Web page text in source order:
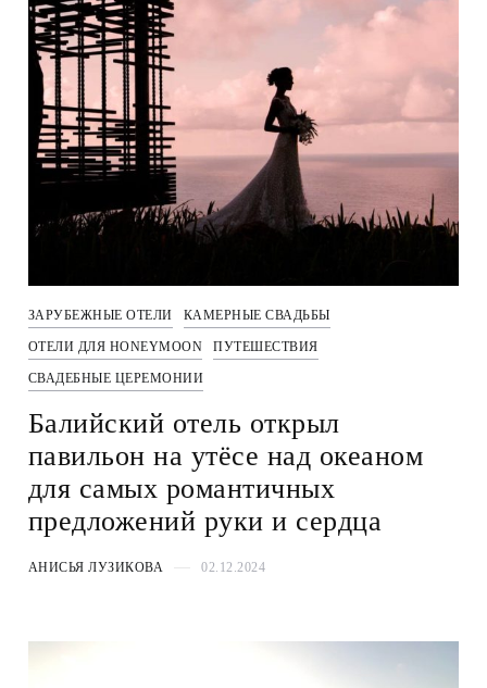
ЗАРУБЕЖНЫЕ ОТЕЛИ КАМЕРНЫЕ СВАДЬБЫ
ОТЕЛИ ДЛЯ HONEYMOON ПУТЕШЕСТВИЯ
СВАДЕБНЫЕ ЦЕРЕМОНИИ
Балийский отель открыл
павильон на утёсе над океаном
для самых романтичных
предложений руки и сердца
АНИСЬЯ ЛУЗИКОВА 02.12.2024